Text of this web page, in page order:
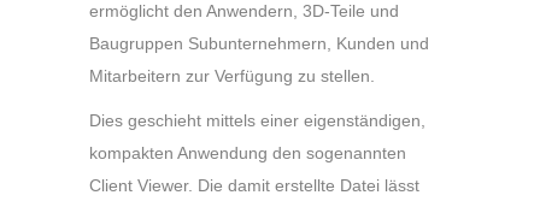
ermöglicht den Anwendern, 3D-Teile und
Baugruppen Subunternehmern, Kunden und
Mitarbeitern zur Verfügung zu stellen.
Dies geschieht mittels einer eigenständigen,
kompakten Anwendung den sogenannten
Client Viewer. Die damit erstellte Datei lässt